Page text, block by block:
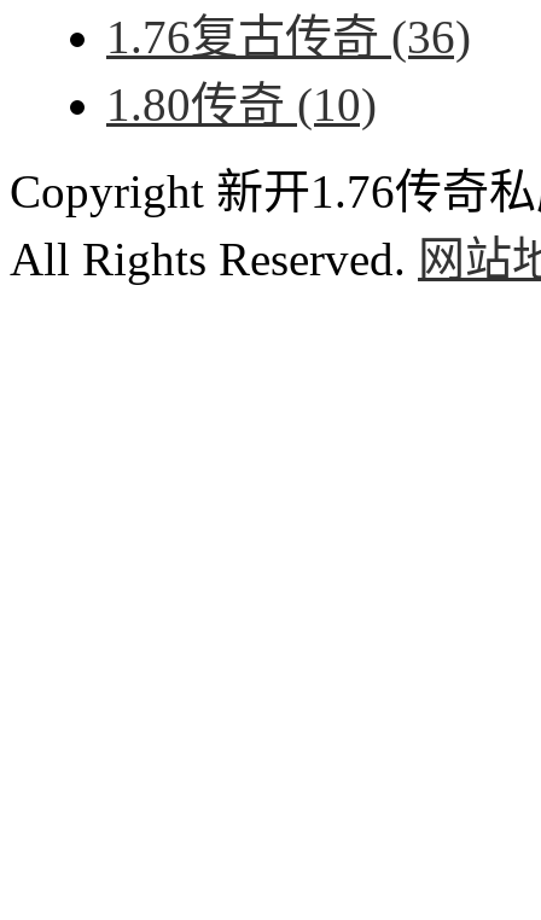
1.76复古传奇 (36)
1.80传奇 (10)
Copyright 新开1.76传奇
All Rights Reserved. 网站